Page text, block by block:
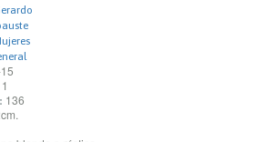
1
136